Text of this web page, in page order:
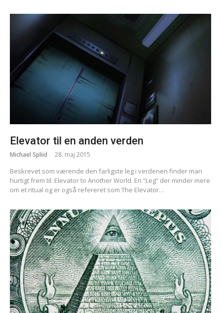
Elevator til en anden verden
Michael Spliid 28. maj 2015
Beskrevet som værende den farligste leg i verdenen finder man
hurtigt frem til: Elevator to Another World. En “Leg” der minder mere
om et ritual og er også refereret som The Elevator…